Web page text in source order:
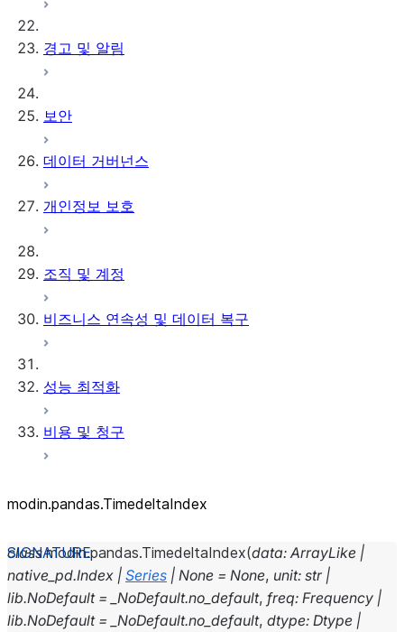
경고 및 알림
보안
데이터 거버넌스
개인정보 보호
조직 및 계정
비즈니스 연속성 및 데이터 복구
성능 최적화
비용 및 청구
modin.pandas.TimedeltaIndex
class modin.pandas.TimedeltaIndex(data: ArrayLike |
native_pd.Index | Series | None = None, unit: str |
lib.NoDefault = _NoDefault.no_default, freq: Frequency |
lib.NoDefault = _NoDefault.no_default, dtype: Dtype |